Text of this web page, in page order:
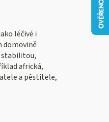
léčivé i
domovině
stabilitou,
africká,
a pěstitele,